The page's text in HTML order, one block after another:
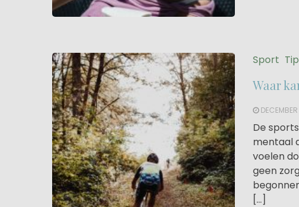
Sport
Waar
De
mentaal
voelen
geen
[…]